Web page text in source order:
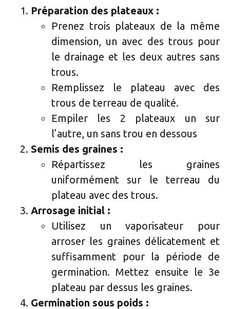
Préparation des plateaux :
Prenez trois plateaux de la même
dimension, un avec des trous pour
le drainage et les deux autres sans
trous.
Remplissez le plateau avec des
trous de terreau de qualité.
Empiler les 2 plateaux un sur
l’autre, un sans trou en dessous
Semis des graines :
Répartissez les graines
uniformément sur le terreau du
plateau avec des trous.
Arrosage initial :
Utilisez un vaporisateur pour
arroser les graines délicatement et
suffisamment pour la période de
germination. Mettez ensuite le 3e
plateau par dessus les graines.
Germination sous poids :